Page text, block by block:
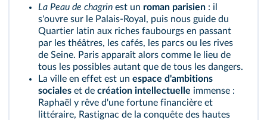
La Peau de chagrin est un roman parisien : il
s'ouvre sur le Palais-Royal, puis nous guide du
Quartier latin aux riches faubourgs en passant
par les théâtres, les cafés, les parcs ou les rives
de Seine. Paris apparaît alors comme le lieu de
tous les possibles autant que de tous les dangers.
La ville en effet est un espace d'ambitions
sociales et de création intellectuelle immense :
Raphaël y rêve d'une fortune financière et
littéraire, Rastignac de la conquête des hautes